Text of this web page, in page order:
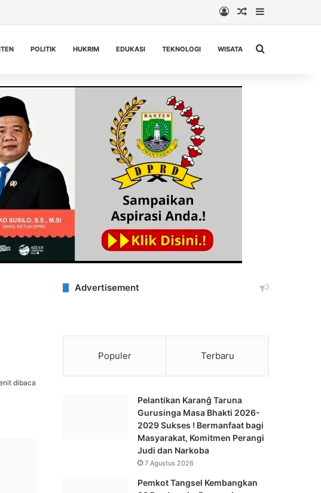
Log InRandom Article
POLITIK HUKRIM EDUKASI TEKNOLOGI WISATA Cari berita...
dibaca
Advertisement
Populer Terbaru
Pelantikan Karanĝ Taruna
Gurusinga Masa Bhakti 2026-
2029 Sukses ! Bermanfaat bagi
Masyarakat, Komitmen Perangi
Judi dan Narkoba
7 Agustus 2026
Pemkot Tangsel Kembangkan